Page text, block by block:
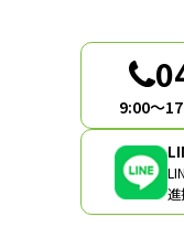
9:00〜
進